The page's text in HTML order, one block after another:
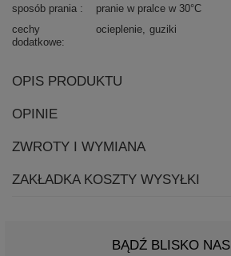
sposób prania
pranie w pralce w 30°C
cechy
dodatkowe
ocieplenie guziki
OPIS PRODUKTU
OPINIE
ZWROTY I WYMIANA
ZAKŁADKA KOSZTY WYSYŁKI
BĄDŹ BLISKO NAS